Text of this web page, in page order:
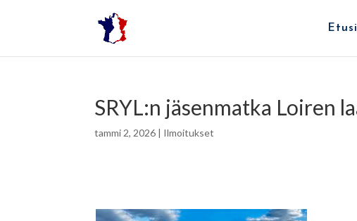
SRYL:n jäsenmatka Loiren
tammi 2, 2026 | Ilmoitukset